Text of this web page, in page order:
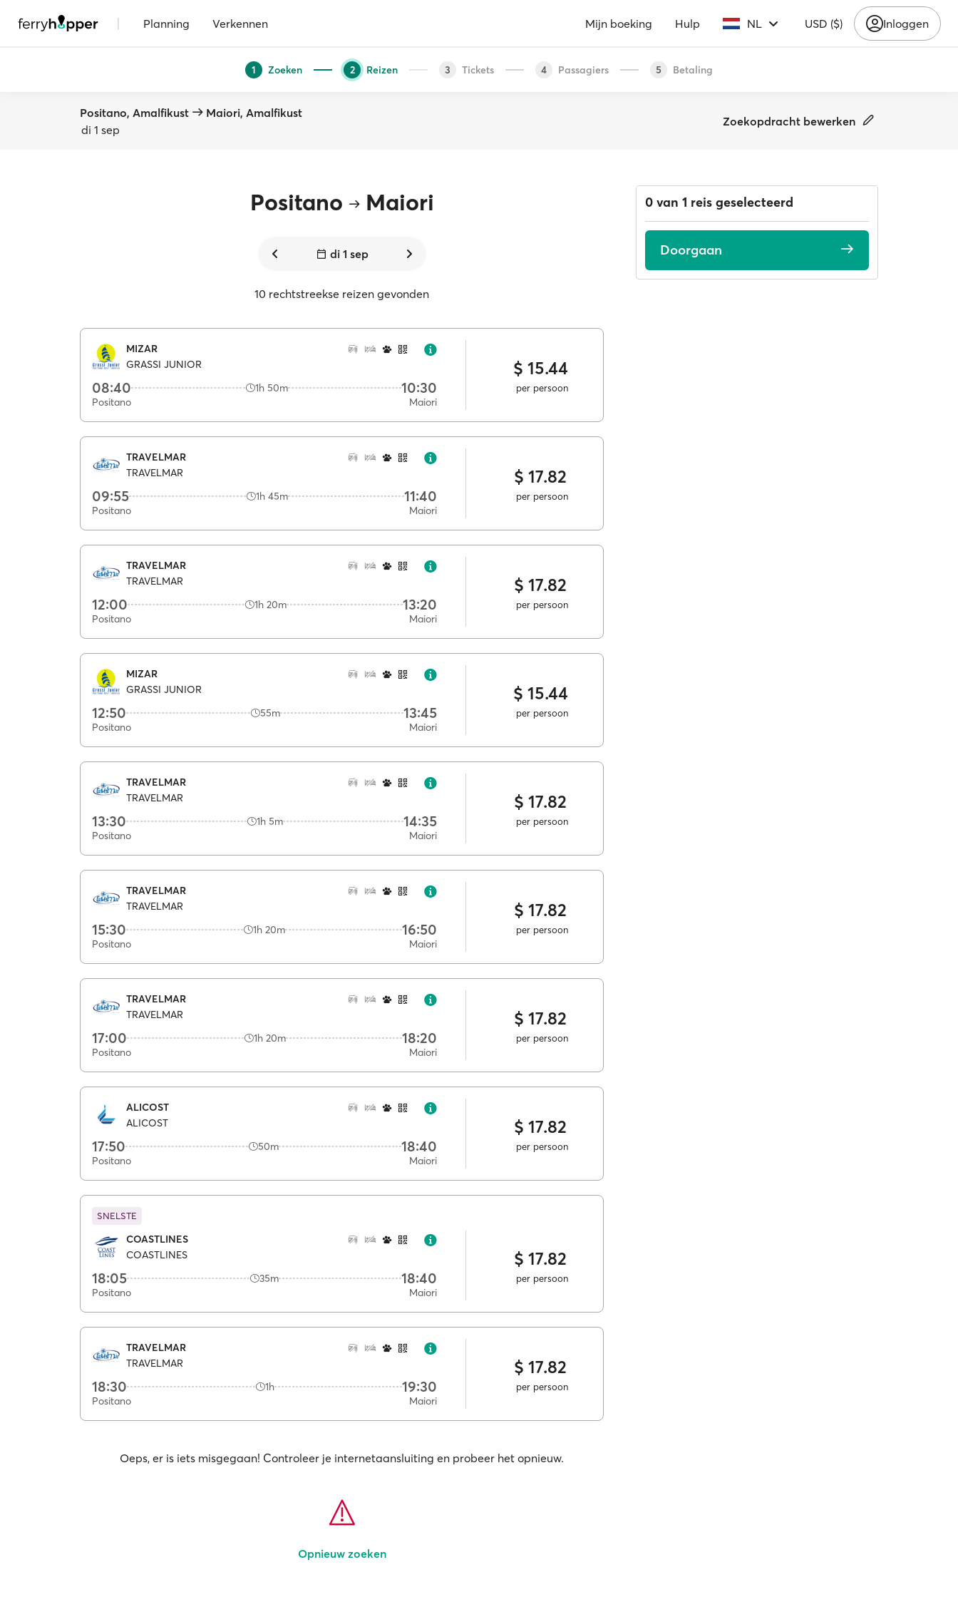
| Planning Verkennen Mijn boeking Hulp NL USD ($) Inloggen
1 Zoeken 2 Reizen 3 Tickets 4 Passagiers 5 Betaling
Positano, Amalfikust
Maiori, Amalfikust
di 1 sep
Zoekopdracht bewerken
Positano Maiori
di 1 sep
10 rechtstreekse reizen gevonden
MIZAR
GRASSI JUNIOR
08:40 1h 50m 10:30
Positano Maiori
$ 15.44
per persoon
TRAVELMAR
TRAVELMAR
09:55 1h 45m 11:40
Positano Maiori
$ 17.82
per persoon
TRAVELMAR
TRAVELMAR
12:00 1h 20m 13:20
Positano Maiori
$ 17.82
per persoon
MIZAR
GRASSI JUNIOR
12:50 55m 13:45
Positano Maiori
$ 15.44
per persoon
TRAVELMAR
TRAVELMAR
13:30 1h 5m 14:35
Positano Maiori
$ 17.82
per persoon
TRAVELMAR
TRAVELMAR
15:30 1h 20m 16:50
Positano Maiori
$ 17.82
per persoon
TRAVELMAR
TRAVELMAR
17:00 1h 20m 18:20
Positano Maiori
$ 17.82
per persoon
ALICOST
ALICOST
17:50 50m 18:40
Positano Maiori
$ 17.82
per persoon
SNELSTE
COASTLINES
COASTLINES
18:05 35m 18:40
Positano Maiori
$ 17.82
per persoon
TRAVELMAR
TRAVELMAR
18:30 1h 19:30
Positano Maiori
$ 17.82
per persoon
Oeps, er is iets misgegaan! Controleer je internetaansluiting en probeer het opnieuw.
Opnieuw zoeken
0 van 1 reis geselecteerd
Doorgaan